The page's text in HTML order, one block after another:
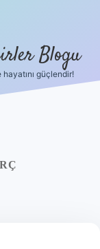
Blogu
güçlendir!